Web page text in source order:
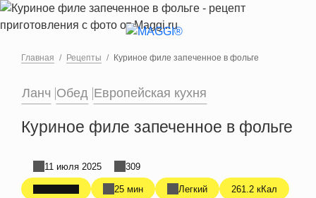
Перейти к основному содержанию
Главная Рецепты Куриное филе запеченное в фольге
Ланч Обед Европейская кухня
Куриное филе запеченное в фольге
25 мин Легкий 261.2 кКал
11 июля 2025 309